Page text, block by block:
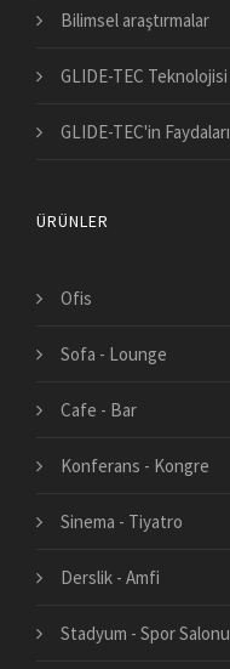
Bilimsel araştırmalar
GLIDE-TEC Teknolojisi
GLIDE-TEC'in Faydaları
ÜRÜNLER
Ofis
Sofa - Lounge
Cafe - Bar
Konferans - Kongre
Sinema - Tiyatro
Derslik - Amfi
Stadyum - Spor Salonu